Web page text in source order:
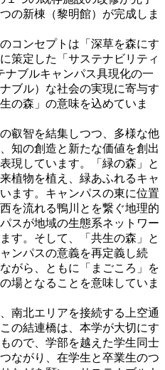
の新棟（黎明館）が完成しま
コンセプトは「深草を森にす
策定した「サステナビリティ
ブルキャンパス具現化の一
ブル）な社会の実現に寄与す
の森」の意味を込めていま
叡智を結集しつつ、多様な他
知の創造と新たな価値を創出
現しています。「緑の森」と
植物を植え、緑あふれるキャ
ます。キャンパスの東に位置
を流れる鴨川とを繋ぐ地理的
スが地域の生態系ネットワー
す。そして、「共生の森」と
ンパスの意義を再定義し続
がら、ともに「まごころ」を
場となることを意味していま
南北エリアを接続する上空通
の結連橋は、本学が大切にす
ので、学部を越えた学生同士
ながり、在学生と卒業生のつ